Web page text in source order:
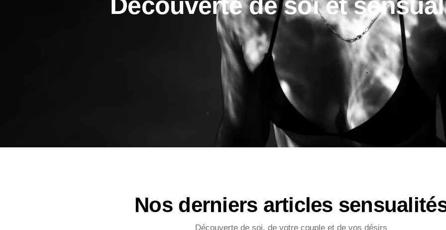
Nos derniers articles
Découverte de soi, de votre couple et de vos désirs